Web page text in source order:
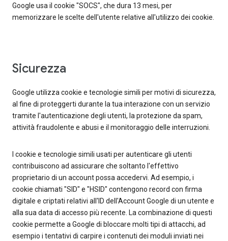
Google usa il cookie "SOCS", che dura 13 mesi, per
memorizzare le scelte dell'utente relative all'utilizzo dei cookie.
Sicurezza
Google utilizza cookie e tecnologie simili per motivi di sicurezza,
al fine di proteggerti durante la tua interazione con un servizio
tramite l'autenticazione degli utenti, la protezione da spam,
attività fraudolente e abusi e il monitoraggio delle interruzioni.
I cookie e tecnologie simili usati per autenticare gli utenti
contribuiscono ad assicurare che soltanto l'effettivo
proprietario di un account possa accedervi. Ad esempio, i
cookie chiamati "SID" e "HSID" contengono record con firma
digitale e criptati relativi all'ID dell'Account Google di un utente e
alla sua data di accesso più recente. La combinazione di questi
cookie permette a Google di bloccare molti tipi di attacchi, ad
esempio i tentativi di carpire i contenuti dei moduli inviati nei